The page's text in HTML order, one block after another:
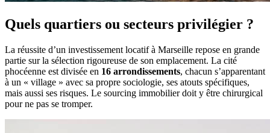
Quels quartiers ou secteurs privilégier ?
La réussite d’un investissement locatif à Marseille repose en grande
partie sur la sélection rigoureuse de son emplacement. La cité
phocéenne est divisée en 16 arrondissements, chacun s’apparentant
à un « village » avec sa propre sociologie, ses atouts spécifiques,
mais aussi ses risques. Le sourcing immobilier doit y être chirurgical
pour ne pas se tromper.